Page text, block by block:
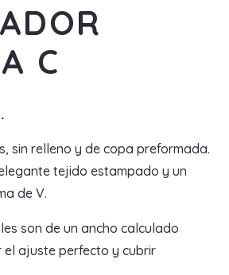
C
sin relleno y de copa preformada.
tejido estampado y un
de V.
son de un ancho calculado
ajuste perfecto y cubrir